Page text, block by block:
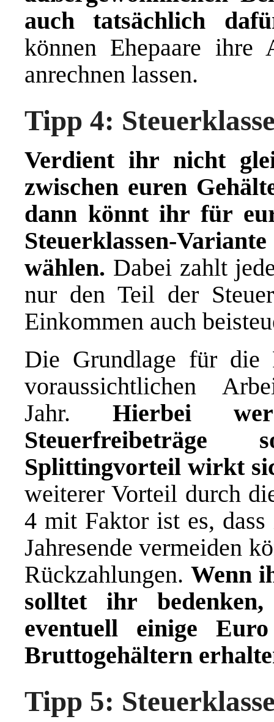
auch tatsächlich
können Ehepaare
anrechnen lassen.
Tipp 4:
Verdient ihr nicht
zwischen euren
dann könnt ihr für
Steuerklassen-
wählen. Dabei zahlt
nur den Teil der
Einkommen auch
Die Grundlage für die
voraussichtlichen
Jahr. Hierbei
Splittingvorteil wirkt
weiterer Vorteil durch
4 mit Faktor ist es,
Jahresende vermeiden
Rückzahlungen. Wenn
solltet ihr
eventuell einige
Bruttogehältern
Tipp 5: